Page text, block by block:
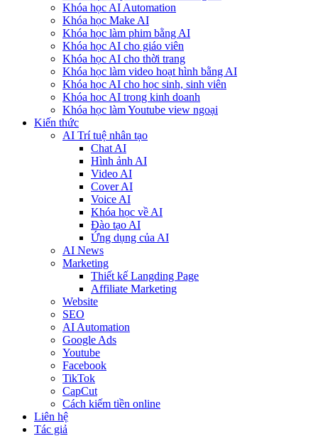
Khóa học AI Automation
Khóa học Make AI
Khóa học làm phim bằng AI
Khóa học AI cho giáo viên
Khóa học AI cho thời trang
Khóa học làm video hoạt hình bằng AI
Khóa học AI cho học sinh, sinh viên
Khóa hoc AI trong kinh doanh
Khóa học làm Youtube view ngoại
Kiến thức
AI Trí tuệ nhân tạo
Chat AI
Hình ảnh AI
Video AI
Cover AI
Voice AI
Khóa học về AI
Đào tạo AI
Ứng dụng của AI
AI News
Marketing
Thiết kế Langding Page
Affiliate Marketing
Website
SEO
AI Automation
Google Ads
Youtube
Facebook
TikTok
CapCut
Cách kiếm tiền online
Liên hệ
Tác giả